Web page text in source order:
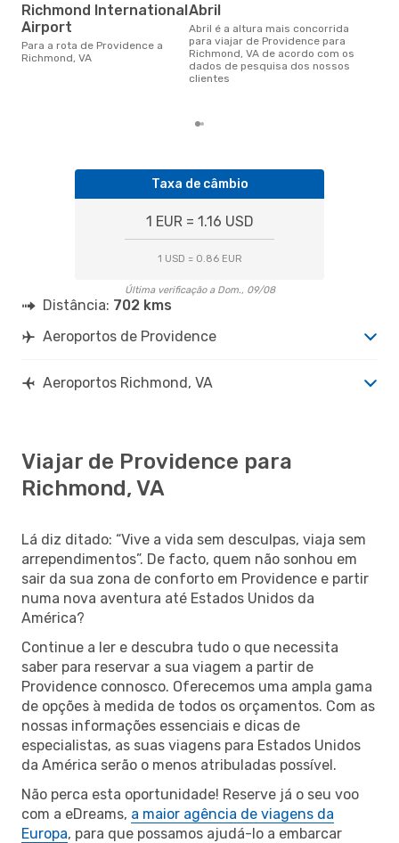
Richmond International
Airport
Para a rota de Providence a
Richmond, VA
abril
abril é a altura mais concorrida
para viajar de Providence para
Richmond, VA de acordo com os
dados de pesquisa dos nossos
clientes
Taxa de câmbio
1 EUR = 1.16 USD
1 USD = 0.86 EUR
Última verificação a Dom., 09/08
Distância: 702 kms
Aeroportos de Providence
Aeroportos Richmond, VA
Viajar de Providence para
Richmond, VA
Lá diz ditado: “Vive a vida sem desculpas, viaja sem
arrependimentos”. De facto, quem não sonhou em
sair da sua zona de conforto em Providence e partir
numa nova aventura até Estados Unidos da
América?
Continue a ler e descubra tudo o que necessita
saber para reservar a sua viagem a partir de
Providence connosco. Oferecemos uma ampla gama
de opções à medida de todos os orçamentos. Com as
nossas informações essenciais e dicas de
especialistas, as suas viagens para Estados Unidos
da América serão o menos atribuladas possível.
Não perca esta oportunidade! Reserve já o seu voo
com a eDreams, a maior agência de viagens da
Europa, para que possamos ajudá-lo a embarcar